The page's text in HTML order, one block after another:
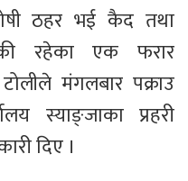
ठहर भई कैद तथा
रहेका एक फरार
मंगलबार पक्राउ
स्याङ्जाका प्रहरी
दिए ।